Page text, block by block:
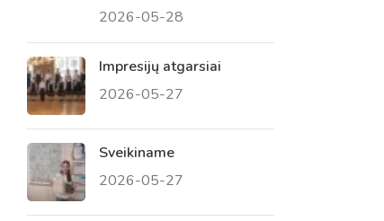
2026-05-28
Impresijų atgarsiai
2026-05-27
Sveikiname
2026-05-27